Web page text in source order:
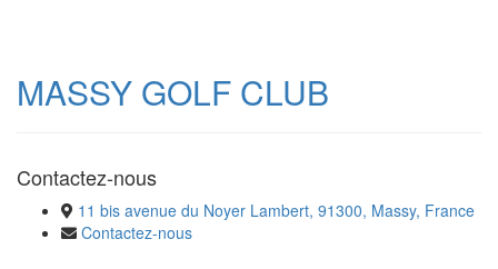
MASSY GOLF CLUB
Contactez-nous
11 bis avenue du Noyer Lambert, 91300, Massy, France
Contactez-nous